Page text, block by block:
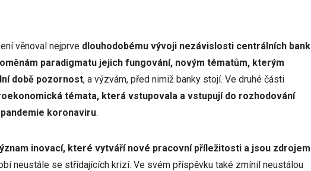
věnoval nejprve dlouhodobému vývoji nezávislosti centrálních bank
paradigmatu jejich fungování, novým tématům, kterým
době pozornost, a výzvám, před nimiž banky stojí. Ve druhé části
témata, která vstupovala a vstupují do rozhodování
koronaviru.
inovací, které vytváří nové pracovní příležitosti a jsou zdrojem
neustále se střídajících krizí. Ve svém příspěvku také zmínil neustálou